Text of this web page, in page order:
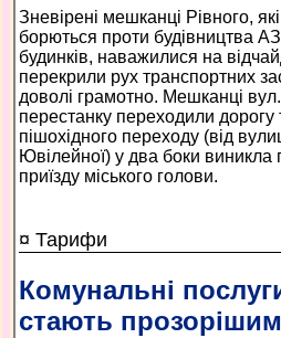
Зневірені мешканці Рівного,
борються проти будівництва
будинків, наважилися на
перекрили рух транспортних
доволі грамотно. Мешканці
перестанку переходили
пішохідного переходу (від
Ювілейної) у два боки
приїзду міського голови.
¤ Тарифи
Комунальні
стають